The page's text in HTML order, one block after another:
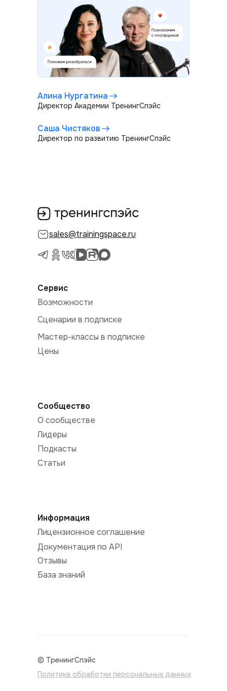
Алина Нургатина
Директор Академии ТренингСпэйс
Саша Чистяков
Директор по развитию ТренингСпэйс
© ТренингСпэйс
Политика обработки персональных данных
sales@trainingspace.ru
Сообщество
О сообществе
Лидеры
Подкасты
Статьи
Информация
Лицензионное соглашение
Документация по API
Отзывы
База знаний
Сервис
Возможности
Сценарии в подписке
Мастер-классы в подписке
Цены